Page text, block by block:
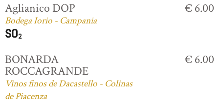
Aglianico DOP
Bodega Iorio - Campania
€ 6.00
BONARDA
ROCCAGRANDE
Vinos finos de Dacastello - Colinas
de Piacenza
€ 6.00